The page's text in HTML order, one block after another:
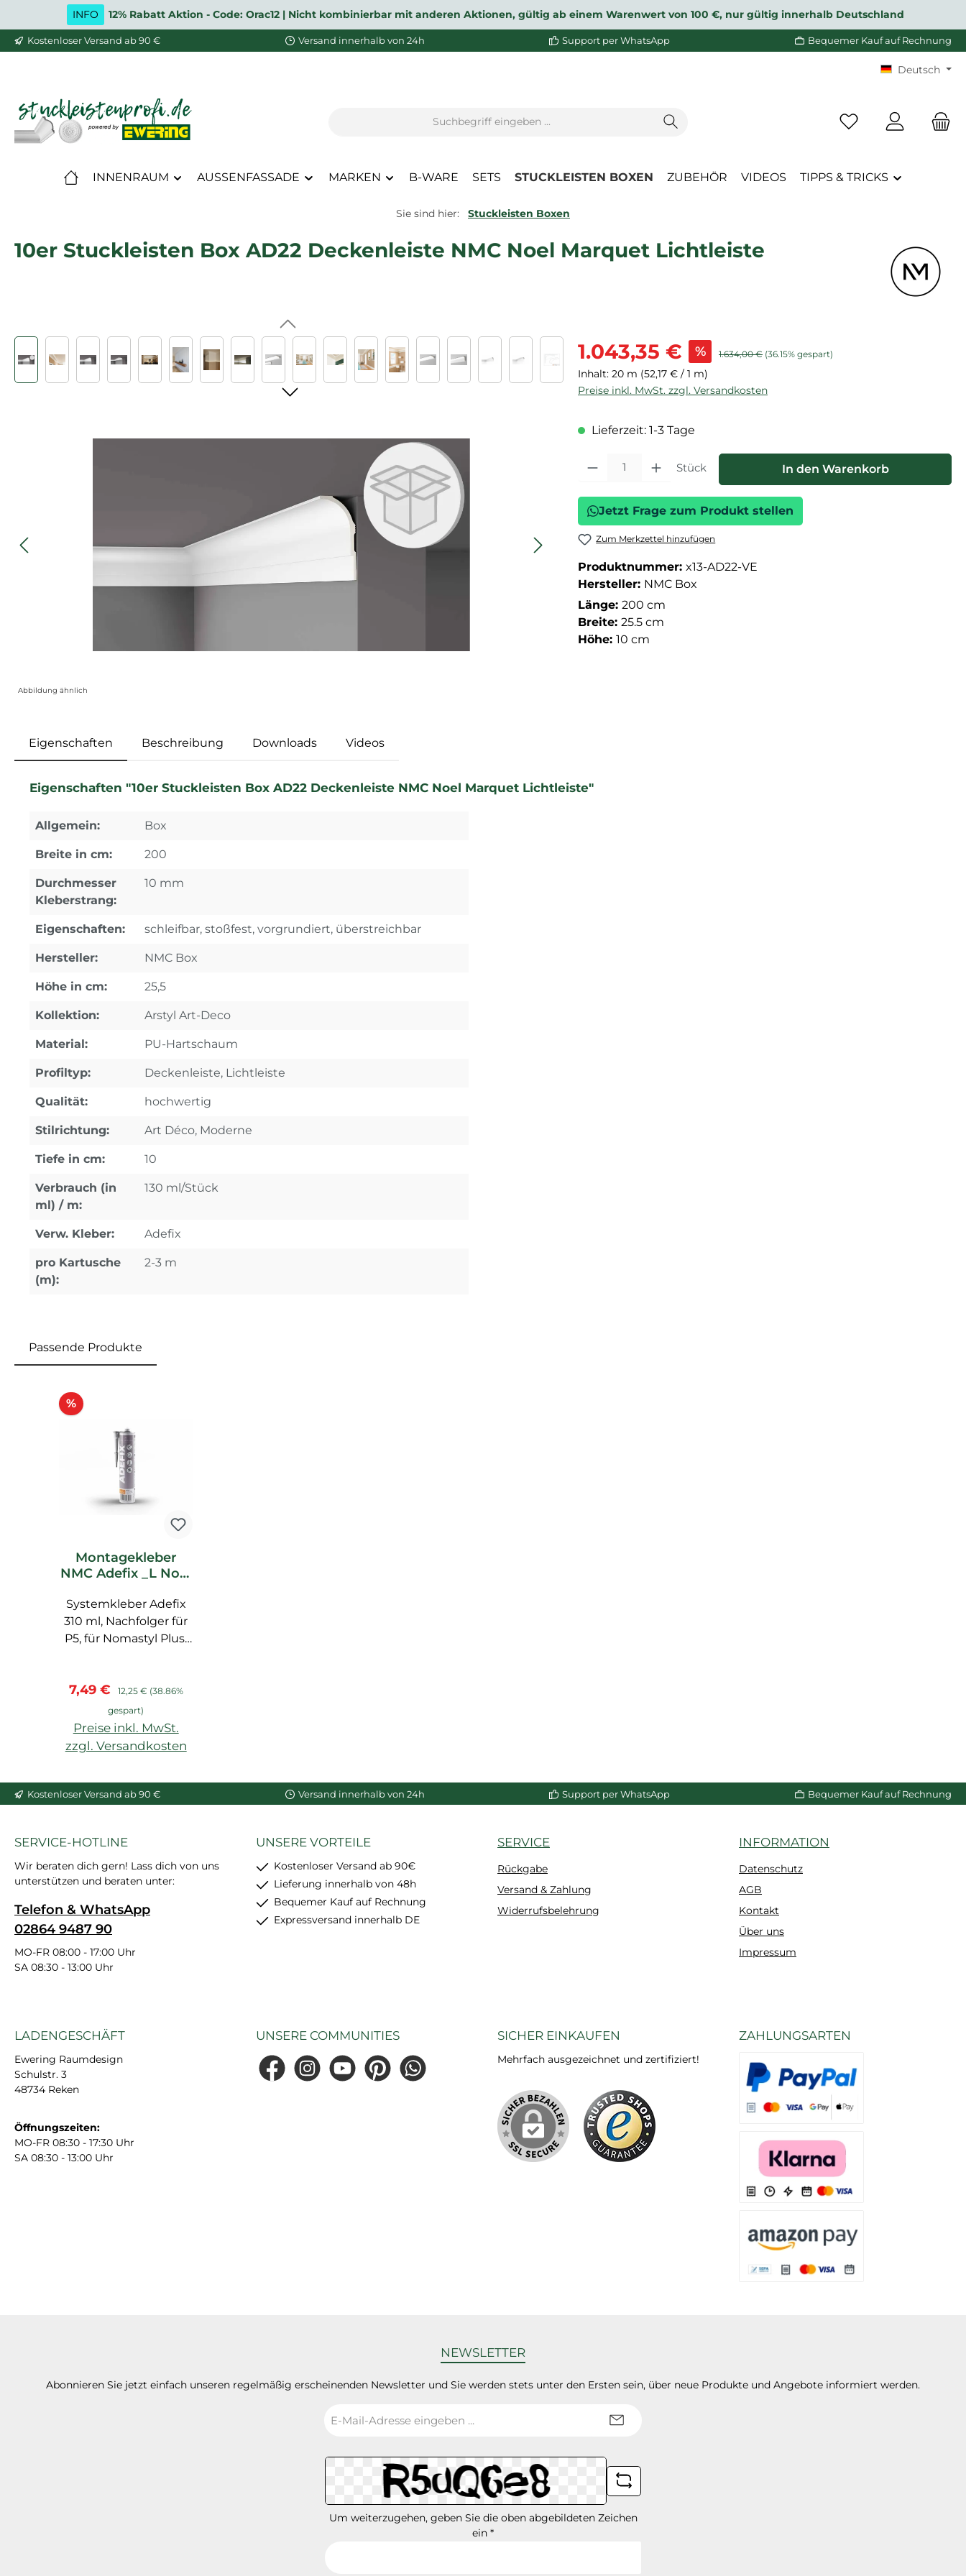
Hauptinhalt springen
Zur Suche springen
Zur Hauptnavigation springen
INFO 12% Rabatt Aktion - Code: Orac12 | Nicht kombinierbar mit anderen Aktionen, gültig ab einem Warenwert von 100 €, nur gültig innerhalb Deutschland
Kostenloser Versand ab 90 € Versand innerhalb von 24h Support per WhatsApp Bequemer Kauf auf Rechnung
Deutsch
Du hast 0 Produkte
INNENRAUM AUSSENFASSADE MARKEN B-WARE SETS STUCKLEISTEN BOXEN ZUBEHÖR VIDEOS TIPPS & TRICKS
Sie sind hier: Stuckleisten Boxen
10er Stuckleisten Box AD22 Deckenleiste NMC Noel Marquet Lichtleiste
Bildergalerie überspringen
Abbildung ähnlich
Verkaufspreis:
1.043,35 € % Regulärer Preis:
1.634,00 € (36.15% gespart)
Inhalt: 20 m (52,17 € / 1 m)
Preise inkl. MwSt. zzgl. Versandkosten
Lieferzeit: 1-3 Tage
Produkt Anzahl: Gib den gewünschten Wert ein oder benutze die
Stück In den Warenkorb
Jetzt Frage zum Produkt stellen
Zum Merkzettel hinzufügen
Produktnummer: x13-AD22-VE
Hersteller: NMC Box
Länge: 200 cm
Breite: 25.5 cm
Höhe: 10 cm
Eigenschaften Beschreibung Downloads Videos
Eigenschaften "10er Stuckleisten Box AD22 Deckenleiste NMC Noel Marquet Lichtleiste"
Allgemein: Box
Breite in cm: 200
Durchmesser
Kleberstrang:
10 mm
Eigenschaften: schleifbar, stoßfest, vorgrundiert, überstreichbar
Hersteller: NMC Box
Höhe in cm: 25,5
Kollektion: Arstyl Art-Deco
Material: PU-Hartschaum
Profiltyp: Deckenleiste, Lichtleiste
Qualität: hochwertig
Stilrichtung: Art Déco, Moderne
Tiefe in cm: 10
Verbrauch (in
ml) / m:
130 ml/Stück
Verw. Kleber: Adefix
pro Kartusche
(m):
2-3 m
Passende Produkte
%Rabatt
Montagekleber
NMC Adefix _L Noel
Spachtelkleber
Systemkleber Adefix
310 ml, Nachfolger für
P5, für Nomastyl Plus,
starke
Anfangshaftung,
feinkörnig, schleif- und
überstreichbar, enthält
Verkaufspreis:
7,49 € Regulärer Preis:
12,25 € (38.86%
gespart)
Preise inkl. MwSt.
zzgl. Versandkosten
Kostenloser Versand ab 90 € Versand innerhalb von 24h Support per WhatsApp Bequemer Kauf auf Rechnung
SERVICE-HOTLINE
Wir beraten dich gern! Lass dich von uns
unterstützen und beraten unter:
Telefon & WhatsApp
02864 9487 90
MO-FR 08:00 - 17:00 Uhr
SA 08:30 - 13:00 Uhr
UNSERE VORTEILE
Kostenloser Versand ab 90€
Lieferung innerhalb von 48h
Bequemer Kauf auf Rechnung
Expressversand innerhalb DE
SERVICE
Rückgabe
Versand & Zahlung
Widerrufsbelehrung
INFORMATION
Datenschutz
AGB
Kontakt
Über uns
Impressum
LADENGESCHÄFT
Ewering Raumdesign
Schulstr. 3
48734 Reken
Öffnungszeiten:
MO-FR 08:30 - 17:30 Uhr
SA 08:30 - 13:00 Uhr
UNSERE COMMUNITIES
FacebookInstagramYouTubePinterestWhatsApp
SICHER EINKAUFEN
Mehrfach ausgezeichnet und zertifiziert!
ZAHLUNGSARTEN
NEWSLETTER
Abonnieren Sie jetzt einfach unseren regelmäßig erscheinenden Newsletter und Sie werden stets unter den Ersten sein, über neue Produkte und Angebote informiert werden.
Mail-
*
Um weiterzugehen, geben Sie die oben abgebildeten Zeichen
ein *